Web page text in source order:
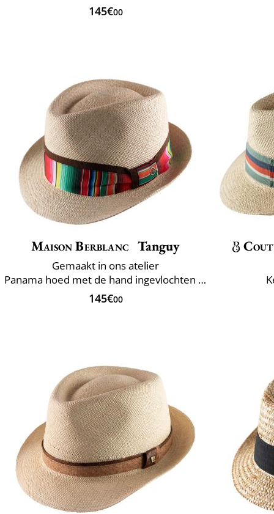
145€00
Maison Berblanc Tanguy
Gemaakt in ons atelier
Panama hoed met de hand ingevlochten in Ecuador
145€00